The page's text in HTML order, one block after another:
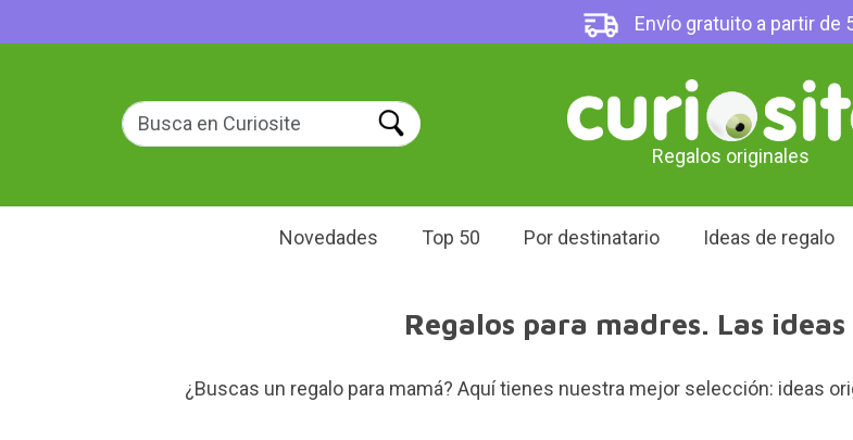
Envío gratuito a partir de
Regalos originales
Novedades Top 50 Por destinatario Ideas de regalo
Regalos para madres. Las
¿Buscas un regalo para mamá? Aquí tienes nuestra mejor selección: ideas